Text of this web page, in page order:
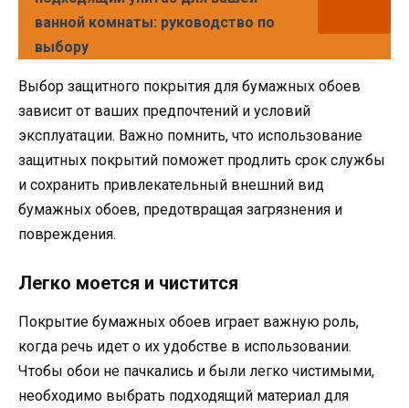
ванной комнаты: руководство по
выбору
Выбор защитного покрытия для бумажных обоев
зависит от ваших предпочтений и условий
эксплуатации. Важно помнить, что использование
защитных покрытий поможет продлить срок службы
и сохранить привлекательный внешний вид
бумажных обоев, предотвращая загрязнения и
повреждения.
Легко моется и чистится
Покрытие бумажных обоев играет важную роль,
когда речь идет о их удобстве в использовании.
Чтобы обои не пачкались и были легко чистимыми,
необходимо выбрать подходящий материал для